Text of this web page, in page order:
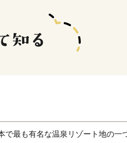
で最も有名な温泉リゾート地の一